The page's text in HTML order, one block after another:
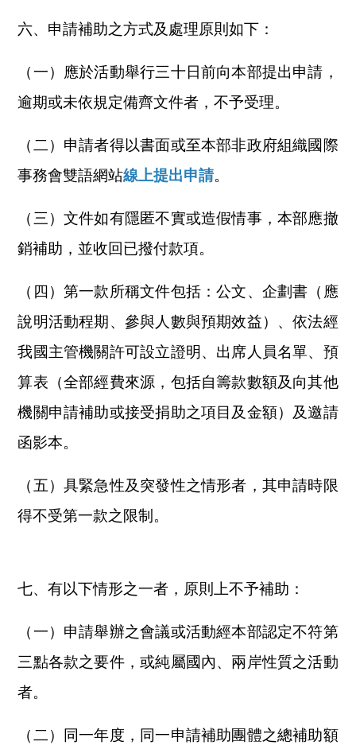
六、申請補助之方式及處理原則如下：
（一）應於活動舉行三十日前向本部提出申請，
逾期或未依規定備齊文件者，不予受理。
（二）申請者得以書面或至本部非政府組織國際
事務會雙語網站線上提出申請。
（三）文件如有隱匿不實或造假情事，本部應撤
銷補助，並收回已撥付款項。
（四）第一款所稱文件包括：公文、企劃書（應
說明活動程期、參與人數與預期效益）、依法經
我國主管機關許可設立證明、出席人員名單、預
算表（全部經費來源，包括自籌款數額及向其他
機關申請補助或接受捐助之項目及金額）及邀請
函影本。
（五）具緊急性及突發性之情形者，其申請時限
得不受第一款之限制。
七、有以下情形之一者，原則上不予補助：
（一）申請舉辦之會議或活動經本部認定不符第
三點各款之要件，或純屬國內、兩岸性質之活動
者。
（二）同一年度，同一申請補助團體之總補助額